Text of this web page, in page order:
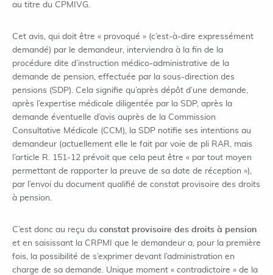
au titre du CPMIVG.
Cet avis, qui doit être « provoqué » (c’est-à-dire expressément
demandé) par le demandeur, interviendra à la fin de la
procédure dite d’instruction médico-administrative de la
demande de pension, effectuée par la sous-direction des
pensions (SDP). Cela signifie qu’après dépôt d’une demande,
après l’expertise médicale diligentée par la SDP, après la
demande éventuelle d’avis auprès de la Commission
Consultative Médicale (CCM), la SDP notifie ses intentions au
demandeur (actuellement elle le fait par voie de pli RAR, mais
l’article R. 151-12 prévoit que cela peut être « par tout moyen
permettant de rapporter la preuve de sa date de réception »),
par l’envoi du document qualifié de constat provisoire des droits
à pension.
C’est donc au reçu du constat provisoire des droits à pension
et en saisissant la CRPMI que le demandeur a, pour la première
fois, la possibilité de s’exprimer devant l’administration en
charge de sa demande. Unique moment « contradictoire » de la